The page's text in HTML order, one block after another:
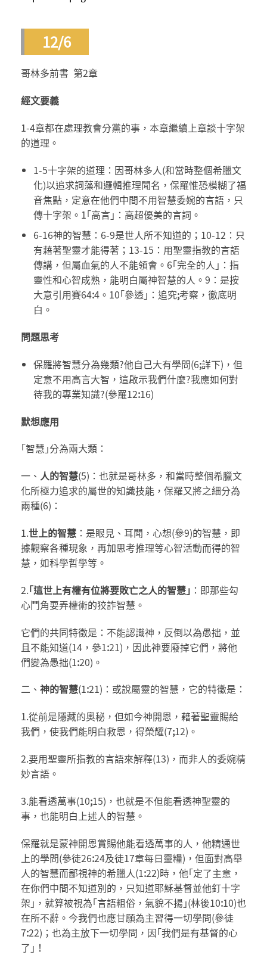
12/6
哥林多前書 第2章
經文要義
1-4章都在處理教會分黨的事，本章繼續上章談十字架
的道理。
1-5十字架的道理：因哥林多人(和當時整個希臘文
化)以追求詞藻和邏輯推理聞名，保羅惟恐模糊了福
音焦點，定意在他們中間不用智慧委婉的言語，只
傳十字架。1｢高言｣：高超優美的言詞。
6-16神的智慧：6-9是世人所不知道的；10-12：只
有藉著聖靈才能得著；13-15：用聖靈指教的言語
傳講，但屬血氣的人不能領會。6｢完全的人｣：指
靈性和心智成熟，能明白屬神智慧的人。9：是按
大意引用賽64:4。10｢參透｣：追究;考察，徹底明
白。
問題思考
保羅將智慧分為幾類?他自己大有學問(6;詳下)，但
定意不用高言大智，這啟示我們什麼?我應如何對
待我的專業知識?(參羅12:16)
默想應用
｢智慧｣分為兩大類：
一、 人的智慧(5)：也就是哥林多，和當時整個希臘文
化所極力追求的屬世的知識技能，保羅又將之細分為
兩種(6)：
1.世上的智慧 ：是眼見、耳聞，心想(參9)的智慧，即
據觀察各種現象，再加思考推理等心智活動而得的智
慧，如科學哲學等。
2.｢這世上有權有位將要敗亡之人的智慧｣ ：即那些勾
心鬥角耍弄權術的狡詐智慧。
它們的共同特徵是：不能認識神，反倒以為愚拙，並
且不能知道(14，參1:21)，因此神要廢掉它們，將他
們變為愚拙(1:20)。
二、 神的智慧(1:21)：或說屬靈的智慧，它的特徵是：
1.從前是隱藏的奧秘，但如今神開恩，藉著聖靈賜給
我們，使我們能明白救恩，得榮耀(7;12)。
2.要用聖靈所指教的言語來解釋(13)，而非人的委婉精
妙言語。
3.能看透萬事(10;15)，也就是不但能看透神聖靈的
事，也能明白上述人的智慧。
保羅就是蒙神開恩賞賜他能看透萬事的人，他精通世
上的學問(參徒26:24及徒17章每日靈糧)，但面對高舉
人的智慧而鄙視神的希臘人(1:22)時，他｢定了主意，
在你們中間不知道別的，只知道耶穌基督並他釘十字
架｣，就算被視為｢言語粗俗，氣貌不揚｣(林後10:10)也
在所不辭。今我們也應甘願為主習得一切學問(參徒
7:22)；也為主放下一切學問，因｢我們是有基督的心
了｣！